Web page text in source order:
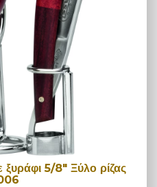
ξυράφι 5/8" Ξύλο ρίζας